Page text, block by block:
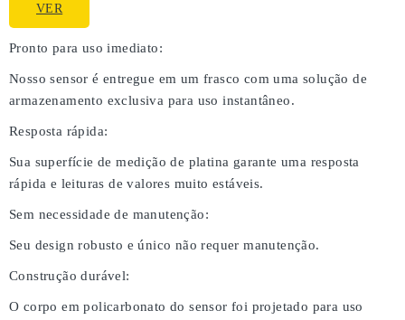
VER
Pronto para uso imediato:
Nosso sensor é entregue em um frasco com uma solução de
armazenamento exclusiva para uso instantâneo.
Resposta rápida:
Sua superfície de medição de platina garante uma resposta
rápida e leituras de valores muito estáveis.
Sem necessidade de manutenção:
Seu design robusto e único não requer manutenção.
Construção durável:
O corpo em policarbonato do sensor foi projetado para uso